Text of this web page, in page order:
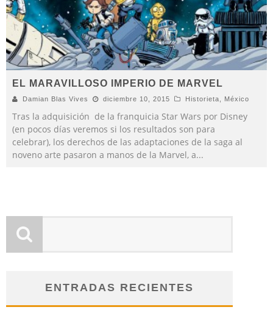
EL MARAVILLOSO IMPERIO DE MARVEL
Damian Blas Vives diciembre 10, 2015 Historieta México
Tras la adquisición de la franquicia Star Wars por Disney
(en pocos días veremos si los resultados son para
celebrar), los derechos de las adaptaciones de la saga al
noveno arte pasaron a manos de la Marvel, a...
ENTRADAS RECIENTES